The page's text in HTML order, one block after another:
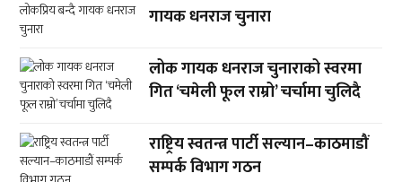
गायक धनराज चुनारा
लोक गायक धनराज चुनाराको स्वरमा
गित ‘चमेली फूल राम्रो’ चर्चामा चुलिदै
राष्ट्रिय स्वतन्त्र पार्टी सल्यान–काठमाडौं
सम्पर्क विभाग गठन